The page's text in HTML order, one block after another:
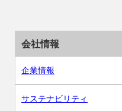
会社情報
企業情報
サステナビリティ